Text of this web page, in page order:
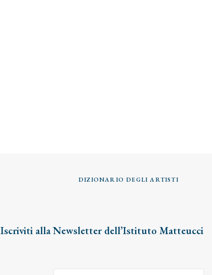
DIZIONARIO DEGLI ARTISTI
Iscriviti alla Newsletter dell’Istituto Matteucci